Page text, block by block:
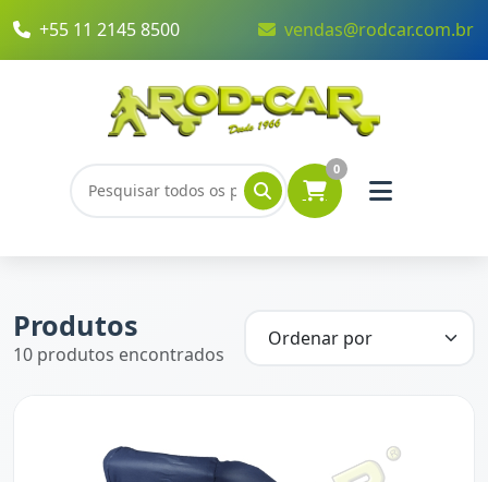
+55 11 2145 8500 vendas@rodcar.com.br
0
Produtos
10 produtos encontrados